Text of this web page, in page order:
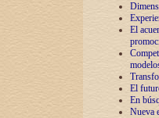
El
El
En
Nueva